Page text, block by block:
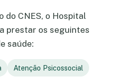
do CNES, o Hospital
prestar os seguintes
saúde:
Atenção Psicossocial